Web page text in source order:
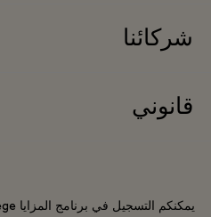
اتصل بنا
تنزيل التطبيق
شركائنا
حجز المجموعات
قانوني